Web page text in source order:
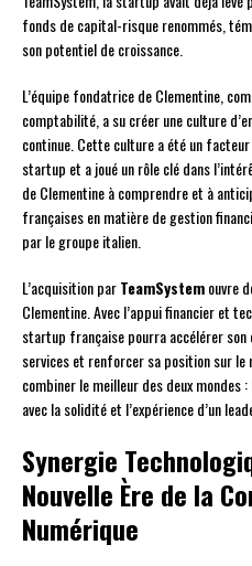
fonds de capital-risque renommés,
son potentiel de croissance.
L’équipe fondatrice de Clementine,
comptabilité, a su créer une culture
continue. Cette culture a été un
startup et a joué un rôle clé dans
de Clementine à comprendre et à
françaises en matière de gestion
par le groupe italien.
L’acquisition parTeamSystemouvre
Clementine. Avec l’appui financier et
startup française pourra accélérer
services et renforcer sa position sur le
combiner le meilleur des deux mondes
avec la solidité et l’expérience d’un
Synergie
Nouvelle Ère de la
Numérique